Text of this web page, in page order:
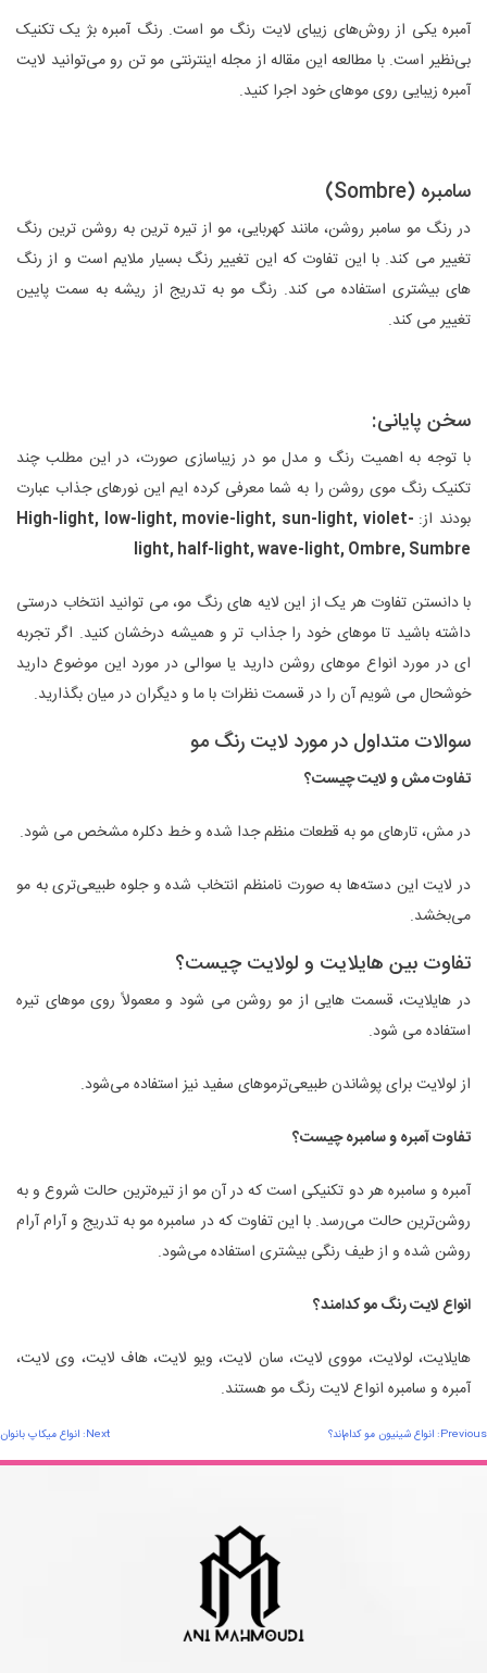
آمبره یکی از روش‌های زیبای لایت رنگ مو است. رنگ آمبره بژ یک تکنیک
بی‌نظیر است. با مطالعه این مقاله از مجله اینترنتی مو تن رو می‌توانید لایت
آمبره زیبایی روی موهای خود اجرا کنید.
سامبره (Sombre)
در رنگ مو سامبر روشن، مانند کهربایی، مو از تیره ترین به روشن ترین رنگ
تغییر می کند. با این تفاوت که این تغییر رنگ بسیار ملایم است و از رنگ
های بیشتری استفاده می کند. رنگ مو به تدریج از ریشه به سمت پایین
تغییر می کند.
سخن پایانی:
با توجه به اهمیت رنگ و مدل مو در زیباسازی صورت، در این مطلب چند
تکنیک رنگ موی روشن را به شما معرفی کرده ایم این نورهای جذاب عبارت
بودند از: High-light, low-light, movie-light, sun-light, violet-
light, half-light, wave-light, Ombre, Sumbre
با دانستن تفاوت هر یک از این لایه های رنگ مو، می توانید انتخاب درستی
داشته باشید تا موهای خود را جذاب تر و همیشه درخشان کنید. اگر تجربه
ای در مورد انواع موهای روشن دارید یا سوالی در مورد این موضوع دارید
خوشحال می شویم آن را در قسمت نظرات با ما و دیگران در میان بگذارید.
سوالات متداول در مورد لایت رنگ مو
تفاوت مش و لایت چیست؟
در مش، تارهای مو به قطعات منظم جدا شده و خط دکلره مشخص می شود.
در لایت این دسته‌ها به صورت نامنظم انتخاب شده و جلوه طبیعی‌تری به مو
می‌بخشد.
تفاوت بین هایلایت و لو‌لایت چیست؟
در هایلایت، قسمت هایی از مو روشن می شود و معمولاً روی موهای تیره
استفاده می شود.
از لولایت برای پوشاندن طبیعی‌ترموهای سفید نیز استفاده می‌شود.
تفاوت آمبره و سامبره چیست؟
آمبره و سامبره هر دو تکنیکی است که در آن مو از تیره‌ترین حالت شروع و به
روشن‌ترین حالت می‌رسد. با این تفاوت که در سامبره مو به تدریج و آرام آرام
روشن شده و از طیف رنگی بیشتری استفاده می‌شود.
انواع لایت رنگ مو کدامند؟
هایلایت، لولایت، مووی لایت، سان لایت، ویو لایت، هاف لایت، وی لایت،
آمبره و سامبره انواع لایت رنگ مو هستند.
راهبری
نوشته
Previous: انواع شینیون مو کدام‌اند؟ Next: انواع میکاپ بانوان